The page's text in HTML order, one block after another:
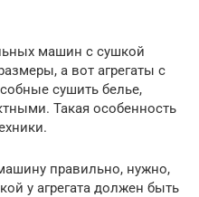
машин с сушкой
а вот агрегаты с
сушить белье,
Такая особенность
правильно, нужно,
у агрегата должен быть